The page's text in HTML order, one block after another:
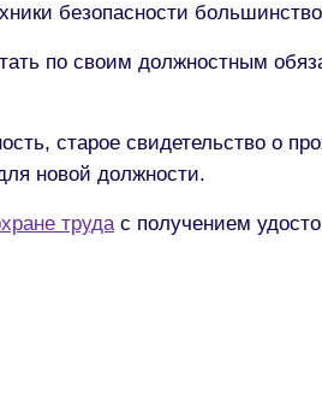
безопасности
по своим должностным
старое свидетельство о
новой должности.
труда с получением